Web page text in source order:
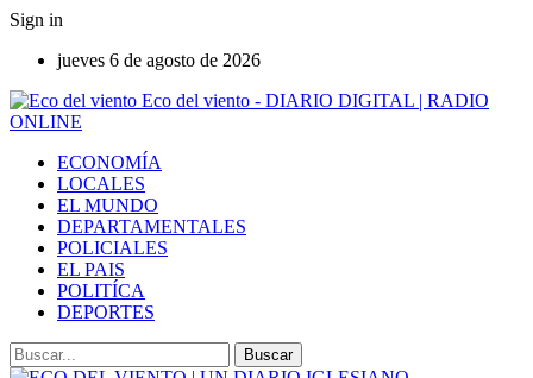
Sign in
jueves 6 de agosto de 2026
Eco del viento - DIARIO DIGITAL | RADIO
ONLINE
ECONOMÍA
LOCALES
EL MUNDO
DEPARTAMENTALES
POLICIALES
EL PAIS
POLITÍCA
DEPORTES